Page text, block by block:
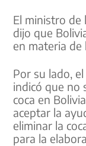
El ministro de
dijo que
en materia de
Por su lado,
indicó que no
coca en
aceptar la
eliminar la
para la